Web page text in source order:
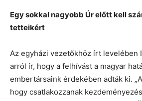
Egy sokkal nagyobb Úr előtt kell
tetteikért
Az egyházi vezetőkhöz írt levelében
arról ír, hogy a felhívást a magyar
embertársaink érdekében adták ki.
hogy csatlakozzanak